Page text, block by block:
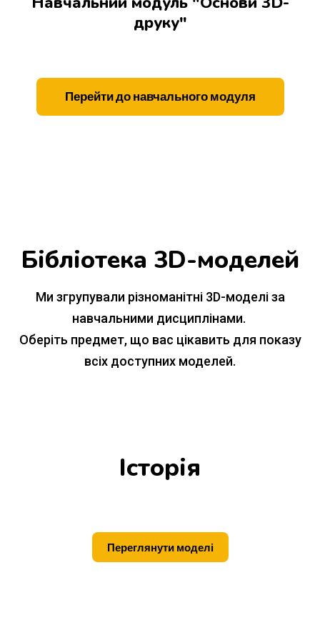
друку"
Перейти до навчального модуля
Бібліотека 3D-моделей
Ми згрупували різноманітні 3D-моделі за
навчальними дисциплінами.
Оберіть предмет, що вас цікавить для показу
всіх доступних моделей.
Історія
Переглянути моделі